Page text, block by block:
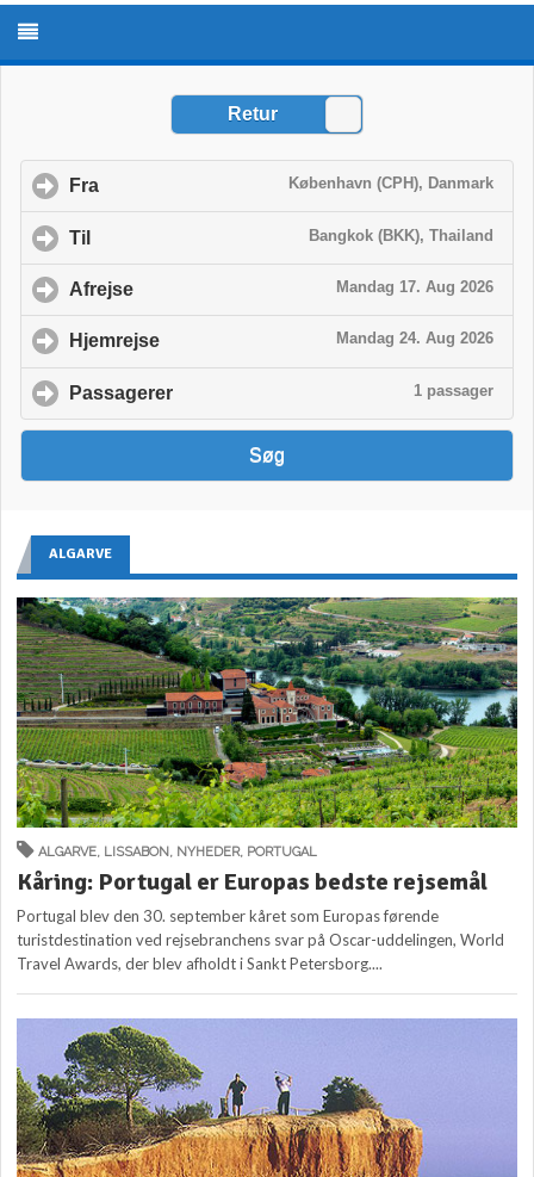
ALGARVE
ALGARVE, LISSABON , NYHEDER, PORTUGAL
Kåring: Portugal er Europas bedste rejsemål
Portugal blev den 30. september kåret som Europas førende
turistdestination ved rejsebranchens svar på Oscar-uddelingen, World
Travel Awards, der blev afholdt i Sankt Petersborg....